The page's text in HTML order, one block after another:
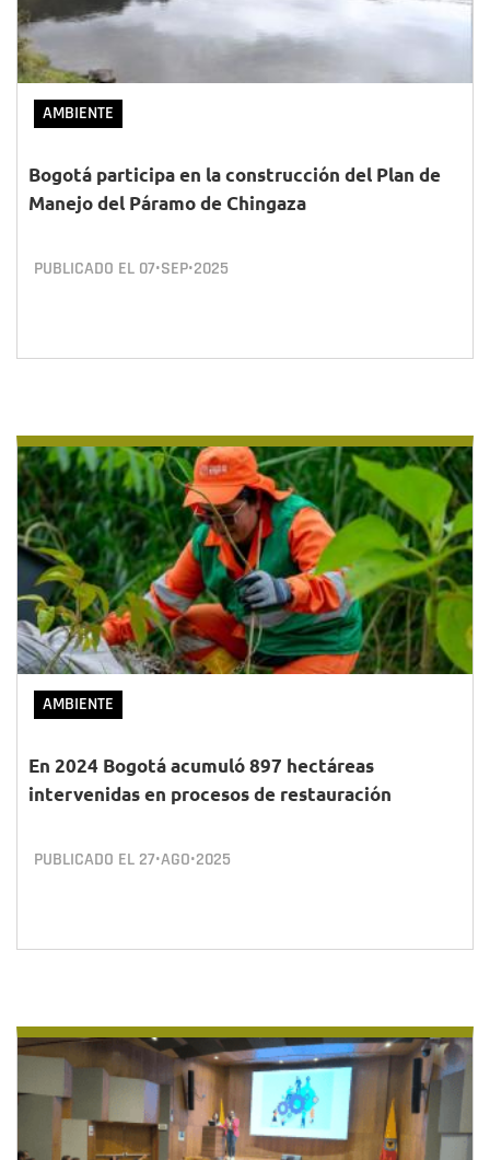
AMBIENTE
Bogotá participa en la construcción del Plan de
Manejo del Páramo de Chingaza
PUBLICADO EL 07•SEP•2025
AMBIENTE
En 2024 Bogotá acumuló 897 hectáreas
intervenidas en procesos de restauración
PUBLICADO EL 27•AGO•2025